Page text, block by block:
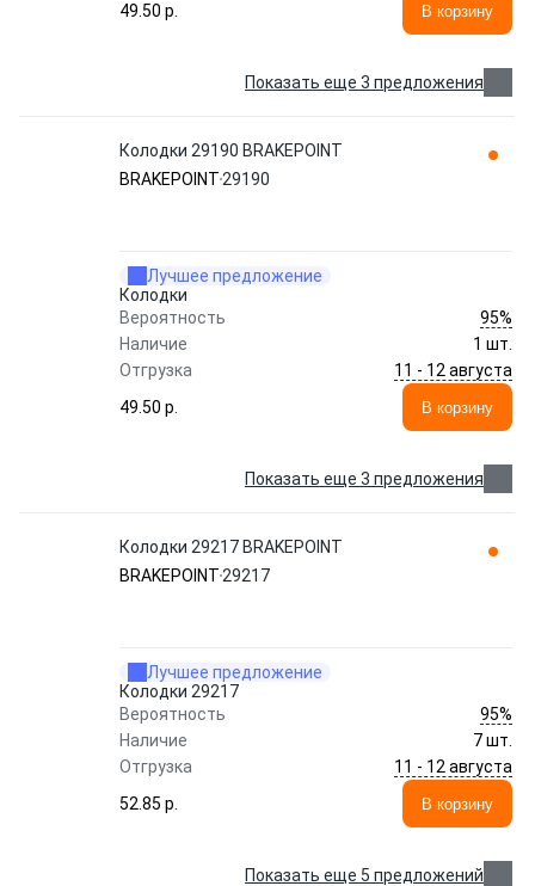
49.50 p.
В корзину
Показать еще 3 предложения
Колодки 29190 BRAKEPOINT
BRAKEPOINT 29190
Лучшее предложение
Колодки
Вероятность
95%
Наличие
1 шт.
Отгрузка
11 - 12 августа
49.50 p.
В корзину
Показать еще 3 предложения
Колодки 29217 BRAKEPOINT
BRAKEPOINT 29217
Лучшее предложение
Колодки 29217
Вероятность
95%
Наличие
7 шт.
Отгрузка
11 - 12 августа
52.85 p.
В корзину
Показать еще 5 предложений